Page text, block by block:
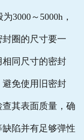
3000～5000h，
圈的尺寸要一
同尺寸的密封
免使用旧密封
其表面质量，确
陷并有足够弹性